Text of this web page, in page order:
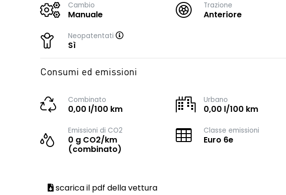
Cambio
Manuale
Trazione
Anteriore
Neopatentati
Sì
Consumi ed emissioni
Combinato
0,00 l/100 km
Urbano
0,00 l/100 km
Emissioni di CO2
0 g CO2/km
(combinato)
Classe emissioni
Euro 6e
scarica il pdf della vettura